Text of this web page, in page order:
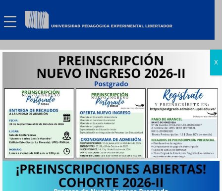
INSTITUTO
PEDAGÓGICO DE
MATURÍN
X